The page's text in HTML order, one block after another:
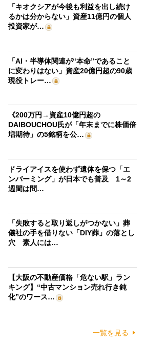
「キオクシアが今後も利益を出し続け
るかは分からない」資産11億円の個人
投資家が…
「AI・半導体関連が“本命”であること
に変わりはない」資産20億円超の90歳
現役トレー…
《200万円→資産10億円超の
DAIBOUCHOU氏が「年末までに株価倍
増期待」の5銘柄を公…
ドライアイスを使わず遺体を保つ「エ
ンバーミング」が日本でも普及 1～2
週間は問…
「失敗すると取り返しがつかない」葬
儀社の手を借りない「DIY葬」の落とし
穴 素人には…
【大阪の不動産価格「危ない駅」ラン
キング】“中古マンション売れ行き鈍
化”のワース…
一覧を見る